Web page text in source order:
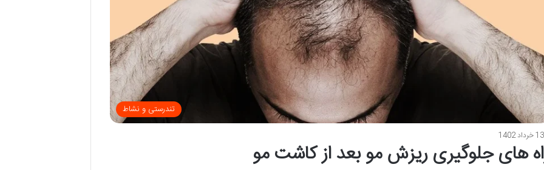
تندرستی و نشاط
13 خرداد 1402
های جلوگیری ریزش مو بعد از کاشت مو